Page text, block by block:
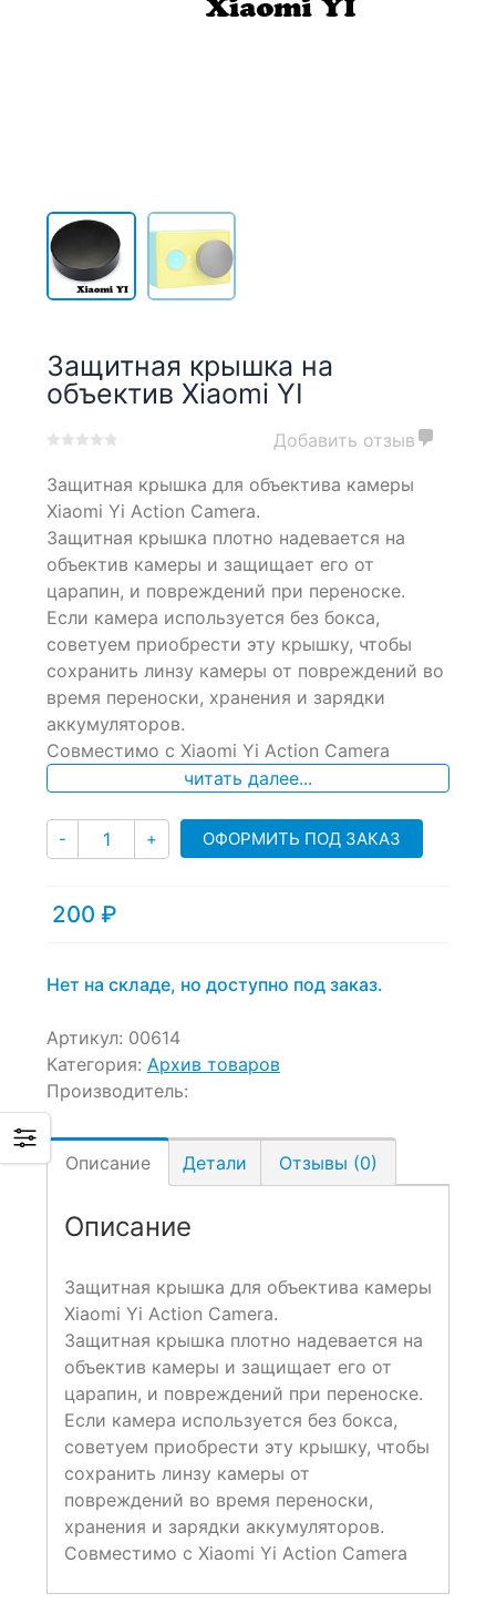
Защитная крышка на
объектив Xiaomi YI
out
on
customer
ratings
Добавить отзыв
Защитная крышка для объектива камеры
Xiaomi Yi Action Camera.
Защитная крышка плотно надевается на
объектив камеры и защищает его от
царапин, и повреждений при переноске.
Если камера используется без бокса,
советуем приобрести эту крышку, чтобы
сохранить линзу камеры от повреждений во
время переноски, хранения и зарядки
аккумуляторов.
Совместимо с Xiaomi Yi Action Camera
читать далее...
- Количество
+ ОФОРМИТЬ ПОД ЗАКАЗ
200 ₽
Нет на складе, но доступно под заказ.
Артикул: 00614
Категория: Архив товаров
Производитель:
Описание Детали Отзывы (0)
Описание
Защитная крышка для объектива камеры
Xiaomi Yi Action Camera.
Защитная крышка плотно надевается на
объектив камеры и защищает его от
царапин, и повреждений при переноске.
Если камера используется без бокса,
советуем приобрести эту крышку, чтобы
сохранить линзу камеры от
повреждений во время переноски,
хранения и зарядки аккумуляторов.
Совместимо с Xiaomi Yi Action Camera